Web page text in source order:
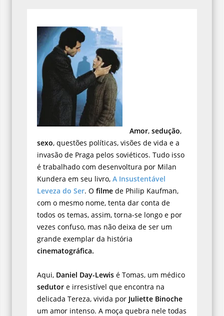
Amor, sedução,
sexo, questões políticas, visões de vida e a
invasão de Praga pelos soviéticos. Tudo isso
é trabalhado com desenvoltura por Milan
Kundera em seu livro, A Insustentável
Leveza do Ser. O filme de Philip Kaufman,
com o mesmo nome, tenta dar conta de
todos os temas, assim, torna-se longo e por
vezes confuso, mas não deixa de ser um
grande exemplar da história
cinematográfica.
Aqui, Daniel Day-Lewis é Tomas, um médico
sedutor e irresistível que encontra na
delicada Tereza, vivida por Juliette Binoche
um amor intenso. A moça quebra nele todas